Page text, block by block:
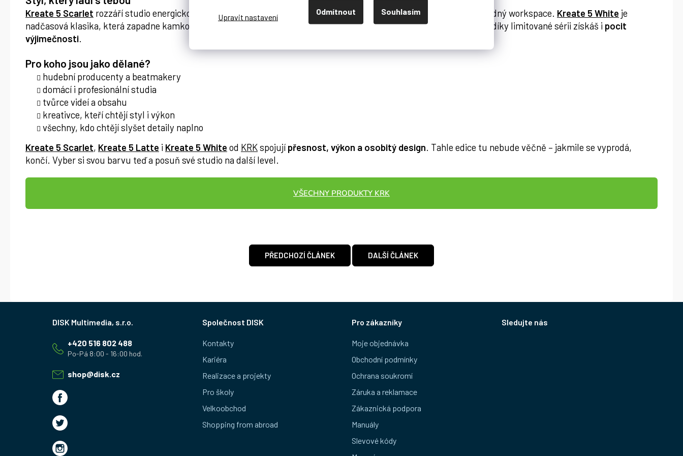
Odmítnout Souhlasím
Kreate 5 Scarlet rozzáří studio energickou červenou. Kreate 5 Latte přináší jemnou, moderní béžovou pro čistý a klidný workspace. Kreate 5 White je
nadčasová klasika, která zapadne kamkoli. Barva ti pomůže sladit studio s interiérem, brandem i osobním stylem – a díky limitované sérii získáš i pocit
výjimečnosti.
Pro koho jsou jako dělané?
hudební producenty a beatmakery
domácí i profesionální studia
tvůrce videí a obsahu
kreativce, kteří chtějí styl i výkon
všechny, kdo chtějí slyšet detaily naplno
Kreate 5 Scarlet, Kreate 5 Latte i Kreate 5 White od KRKspojují přesnost, výkon a osobitý design. Tahle edice tu nebude věčně – jakmile se vyprodá,
končí. Vyber si svou barvu teď a posuň své studio na další level.
VŠECHNY PRODUKTY KRK
PŘEDCHOZÍ ČLÁNEK DALŠÍ ČLÁNEK
shop@disk.cz
+420 516 802 488
Společnost DISK
Kontakty
Kariéra
Realizace a projekty
Pro školy
Velkoobchod
Shopping from abroad
Pro zákazníky
Moje objednávka
Obchodní podmínky
Ochrana soukromí
Záruka a reklamace
Zákaznická podpora
Manuály
Slevové kódy
Sledujte nás